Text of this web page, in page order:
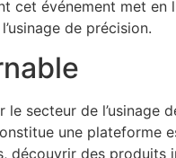
cet événement met en
de précision.
le secteur de l’usinage
une plateforme
découvrir des produits